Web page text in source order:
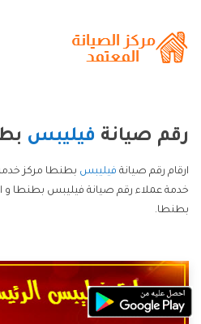
رقم صيانة فيليبس
ارقام رقم صيانة فيليبس بطنطا مركز
خدمة عملاء رقم صيانة فيليبس بطنطا
بطنطا.